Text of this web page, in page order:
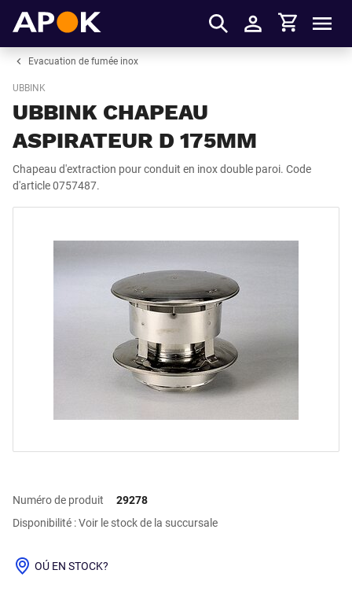
S'identifier
Panier
Evacuation de fumée inox
UBBINK
UBBINK CHAPEAU
ASPIRATEUR D 175MM
Chapeau d'extraction pour conduit en inox double paroi. Code
d'article 0757487.
Numéro de produit
29278
Disponibilité : Voir le stock de la succursale
OÚ EN STOCK?